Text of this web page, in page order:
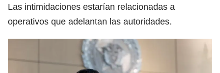
Las intimidaciones estarían relacionadas a
operativos que adelantan las autoridades.